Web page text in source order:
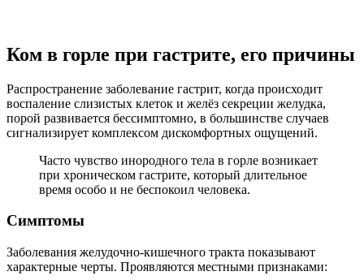
Ком в горле при гастрите, его причины
Распространение заболевание гастрит, когда происходит
воспаление слизистых клеток и желёз секреции желудка,
порой развивается бессимптомно, в большинстве случаев
сигнализирует комплексом дискомфортных ощущений.
Часто чувство инородного тела в горле возникает
при хроническом гастрите, который длительное
время особо и не беспокоил человека.
Симптомы
Заболевания желудочно-кишечного тракта показывают
характерные черты. Проявляются местными признаками: